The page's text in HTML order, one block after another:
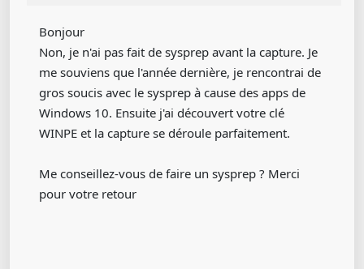
Bonjour
Non, je n'ai pas fait de sysprep avant la capture. Je
me souviens que l'année dernière, je rencontrai de
gros soucis avec le sysprep à cause des apps de
Windows 10. Ensuite j'ai découvert votre clé
WINPE et la capture se déroule parfaitement.
Me conseillez-vous de faire un sysprep ? Merci
pour votre retour